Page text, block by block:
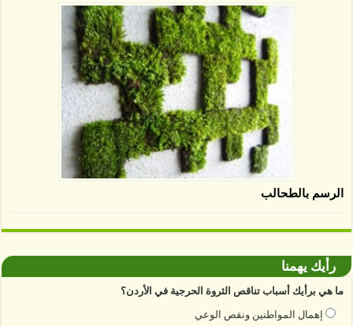
الرسم بالطحالب
رأيك يهمنا
ما هي برأيك أسباب تناقص الثروة الحرجية في الأردن؟
إهمال المواطنين ونقص الوعي